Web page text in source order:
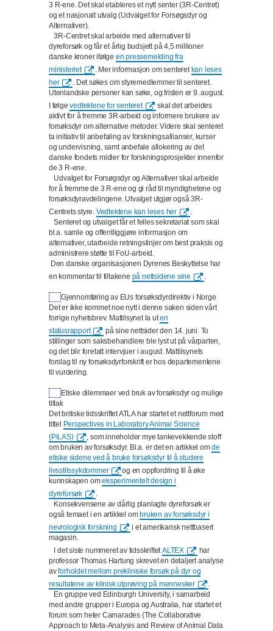
3 R-ene. Det skal etableres et nytt senter (3R-Centret)
og et nasjonalt utvalg (Udvalget for Forsøgsdyr og
Alternativer).
3R-Centret skal arbeide med alternativer til
dyreforsøk og får et årlig budsjett på 4,5 millioner
danske kroner ifølge en pressemelding fra
ministeriet
. Mer informasjon om senteret kan leses
her
. Det søkes om styremedlemmer til senteret.
Utenlandske personer kan søke, og fristen er 9. august.
I følgevedtektene for senteret
skal det arbeides
aktivt for å fremme 3R-arbeid og informere brukere av
forsøksdyr om alternative metoder. Videre skal senteret
ta initiativ til anbefaling av forskningsallianser, kurser
og undervisning, samt anbefale allokering av det
danske fondets midler for forskningsprosjekter innenfor
de 3 R-ene.
Udvalget for Forsøgsdyr og Alternativer skal arbeide
for å fremme de 3 R-ene og gi råd til myndighetene og
forsøksdyravdelingene. Utvalget utgjør også 3R-
Centrets styre. Vedtektene kan leses her
.
Senteret og utvalget får et felles sekretariat som skal
bl.a. samle og offentliggjøre informasjon om
alternativer, utarbeide retningslinjer om best praksis og
administrere støtte til FoU-arbeid.
Den danske organisasjonen Dyrenes Beskyttelse har
en kommentar til tiltakene på nettsidene sine .
Gjennomføring av EUs forsøksdyrdirektiv i Norge
Det er ikke kommet noe nytt i denne saken siden vårt
forrige nyhetsbrev. Mattilsynet la uten
statusrapport
på sine nettsider den 14. juni. To
stillinger som saksbehandlere ble lyst ut på vårparten,
og det blir foretatt intervjuer i august. Mattilsynets
forslag til ny forsøksdyrforskrift er hos departementene
til vurdering.
Etiske dilemmaer ved bruk av forsøksdyr og mulige
tiltak
Det britiske tidsskriftet ATLA har startet et nettforum med
tittel
Perspectives in Laboratory Animal Science
(PiLAS)
, som inneholder mye tankevekkende stoff
om bruken av forsøksdyr. Bl.a. er det en artikkel omde
etiske sidene ved å bruke forsøksdyr til å studere
livsstilssykdommer
og en oppfordring til å øke
kunnskapen omeksperimentelt design i
dyreforsøk
.
Konsekvensene av dårlig planlagte dyreforsøk er
også temaet i en artikkel om bruken av forsøksdyr i
nevrologisk forskning
i et amerikansk nettbasert
magasin.
I det siste nummeret av tidsskriftetALTEX
har
professor Thomas Hartung skrevet en detaljert analyse
avforholdet mellom prekliniske forsøk på dyr og
resultatene av klinisk utprøving på mennesker
.
En gruppe ved Edinburgh University, i samarbeid
med andre grupper i Europa og Australia, har startet et
forum som heter Camarades (The Collaborative
Approach to Meta-Analysis and Review of Animal Data